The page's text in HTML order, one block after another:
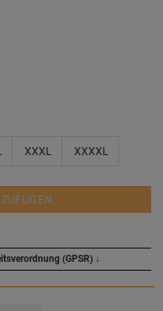
XXXL XXXXL
(GPSR) ↓